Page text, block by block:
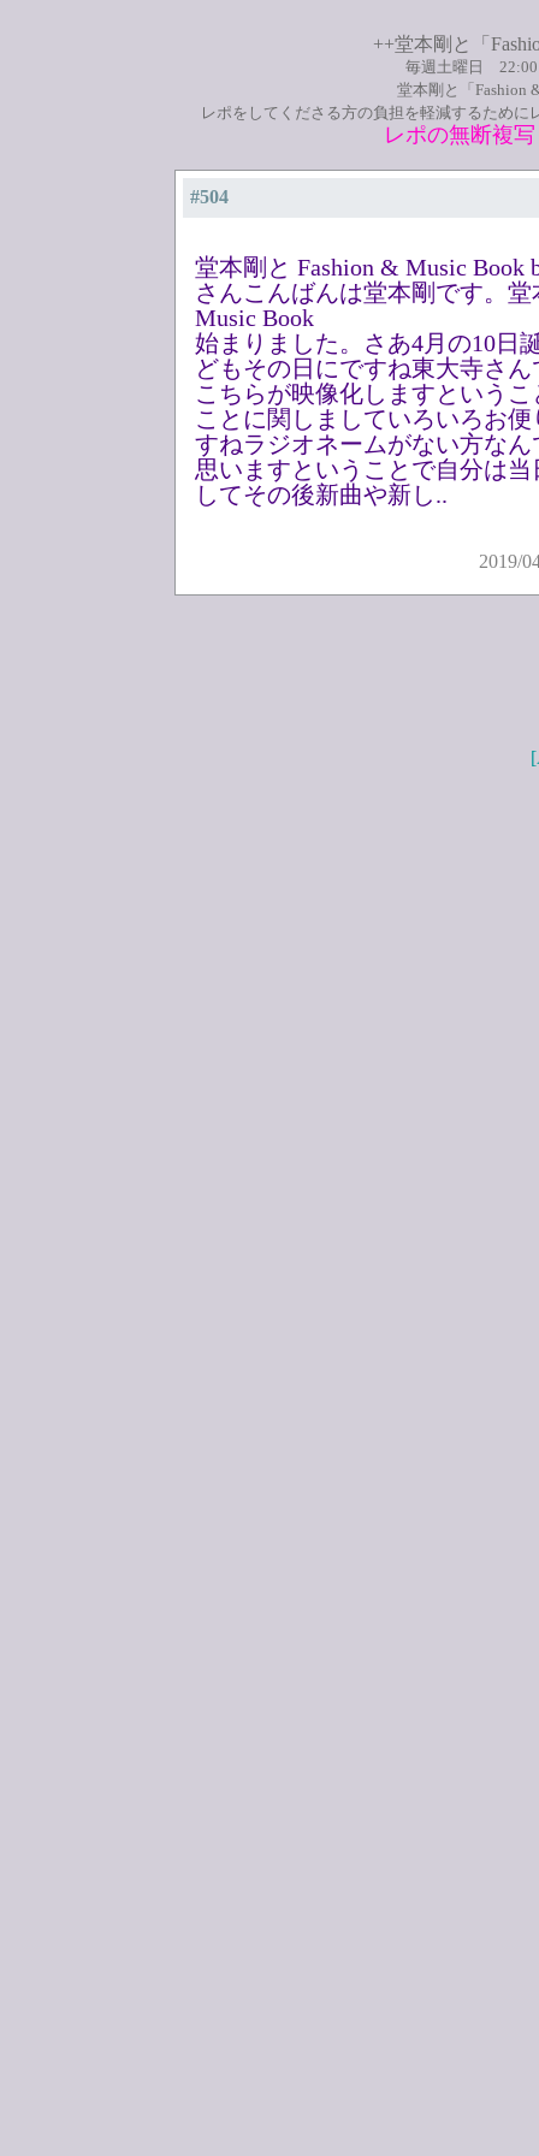
++堂本剛と「
毎週土曜日
堂本剛と「
レポをしてくださる方の負担を軽減するため
レポの無断複
#504
堂本剛と Fashion & Music Book
さんこんばんは堂本剛です。堂
Music Book
始まりました。さあ4月の10日
どもその日にですね東大寺さ
こちらが映像化しますという
ことに関しましていろいろお
すねラジオネームがない方な
思いますということで自分は
してその後新曲や新し..
2019/